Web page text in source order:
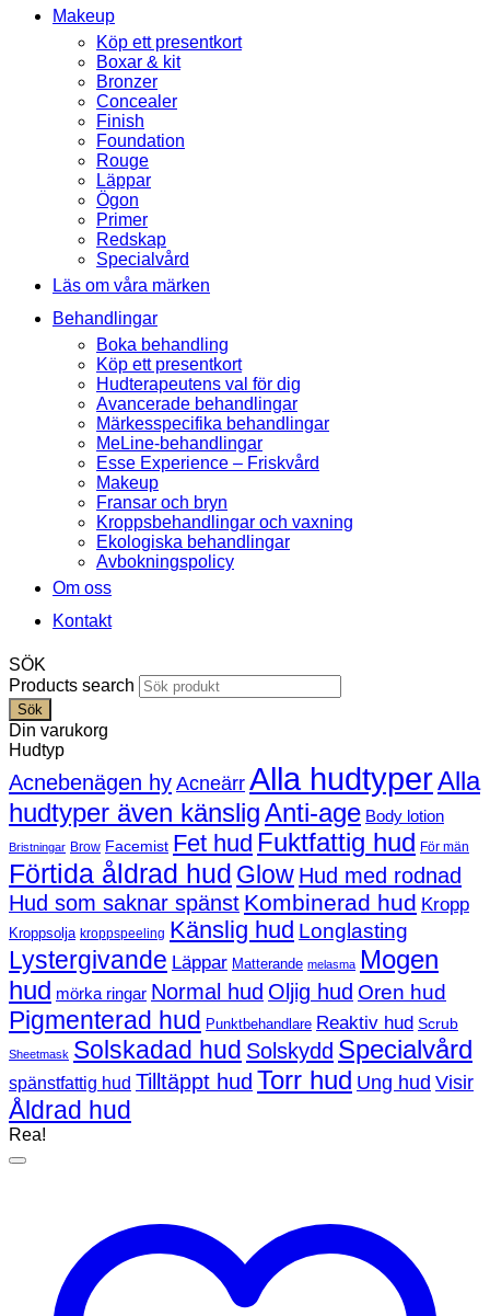
Makeup
Köp ett presentkort
Boxar & kit
Bronzer
Concealer
Finish
Foundation
Rouge
Läppar
Ögon
Primer
Redskap
Specialvård
Läs om våra märken
Behandlingar
Boka behandling
Köp ett presentkort
Hudterapeutens val för dig
Avancerade behandlingar
Märkesspecifika behandlingar
MeLine-behandlingar
Esse Experience – Friskvård
Makeup
Fransar och bryn
Kroppsbehandlingar och vaxning
Ekologiska behandlingar
Avbokningspolicy
Om oss
Kontakt
SÖK
Products search
Sök
Din varukorg
Hudtyp
Acnebenägen hy Acneärr Alla hudtyperAlla
hudtyper även känsligAnti-age Body lotion
Bristningar Brow Facemist Fet hud Fuktfattig hud För män
Förtida åldrad hud Glow Hud med rodnad
Hud som saknar spänst Kombinerad hud Kropp
Kroppsolja kroppspeeling Känslig hud Longlasting
Lystergivande Läppar Matterande melasma Mogen
hud mörka ringar Normal hud Oljig hud Oren hud
Pigmenterad hud Punktbehandlare Reaktiv hud Scrub
Sheetmask Solskadad hud Solskydd Specialvård
spänstfattig hud Tilltäppt hud Torr hud Ung hud Visir
Åldrad hud
Rea!